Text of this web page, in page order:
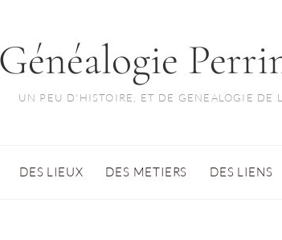
Généalogie
UN PEU D'HISTOIRE, ET DE GENEALOGIE DE
DES LIEUX DES METIERS DES LIENS